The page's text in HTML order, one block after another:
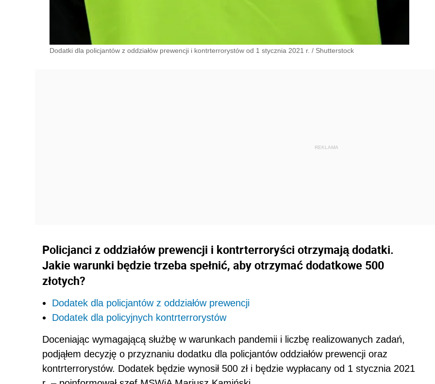
Dodatki dla policjantów z oddziałów prewencji i kontrterrorystów od 1 stycznia 2021 r. / Shutterstock
Policjanci z oddziałów prewencji i kontrterroryści otrzymają dodatki.
Jakie warunki będzie trzeba spełnić, aby otrzymać dodatkowe 500
złotych?
Dodatek dla policjantów z oddziałów prewencji
Dodatek dla policyjnych kontrterrorystów
Doceniając wymagającą służbę w warunkach pandemii i liczbę realizowanych zadań,
podjąłem decyzję o przyznaniu dodatku dla policjantów oddziałów prewencji oraz
kontrterrorystów. Dodatek będzie wynosił 500 zł i będzie wypłacany od 1 stycznia 2021